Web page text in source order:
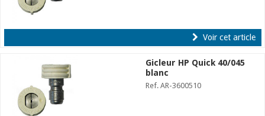
Voir cet article
Gicleur HP Quick 40/045
blanc
Ref. AR-3600510